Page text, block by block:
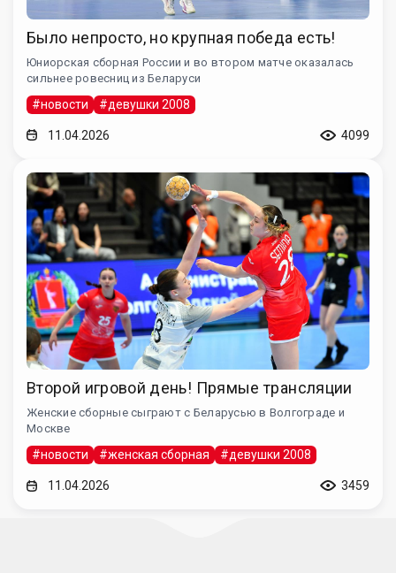
Было непросто, но крупная победа есть!
Юниорская сборная России и во втором матче оказалась
сильнее ровесниц из Беларуси
#новости #девушки 2008
11.04.2026 4099
Второй игровой день! Прямые трансляции
Женские сборные сыграют с Беларусью в Волгограде и
Москве
#новости #женская сборная #девушки 2008
11.04.2026 3459